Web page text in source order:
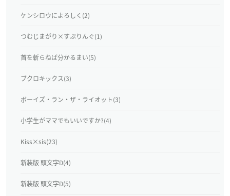
ケンシロウによろしく(2)
つむじまがり×すぷりんぐ(1)
首を斬らねば分かるまい(5)
ブクロキックス(3)
ボーイズ・ラン・ザ・ライオット(3)
小学生がママでもいいですか?(4)
Kiss×sis(23)
新装版 頭文字D(4)
新装版 頭文字D(5)